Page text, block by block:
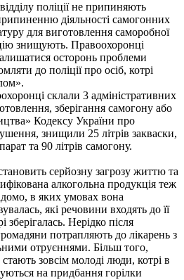
поліції не припиняють
діяльності самогонних
для виготовлення саморобної
знищують. Правоохоронці
осторонь проблеми
до поліції про осіб, котрі
склали 3 адміністративних
зберігання самогону або
Кодексу України про
знищили 25 літрів закваски,
та 90 літрів самогону.
серйозну загрозу життю та
алкогольна продукція теж
в яких умовах вона
які речовини входять до її
зберігалась. Нерідко після
потрапляють до лікарень з
отруєннями. Більш того,
зовсім молоді люди, котрі в
на придбання горілки